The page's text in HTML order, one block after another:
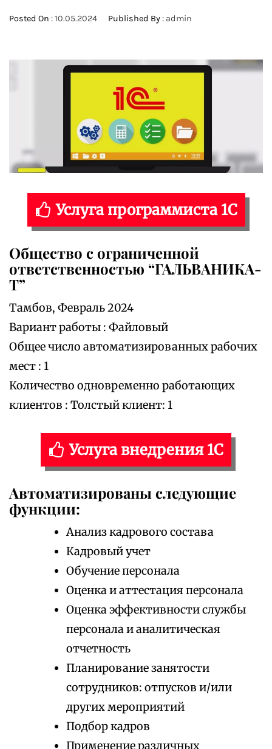
Posted On :10.05.2024 Published By : admin
Услуга программиста 1С
Общество с ограниченной
ответственностью “ГАЛЬВАНИКА-
Т”
Тамбов, Февраль 2024
Вариант работы : Файловый
Общее число автоматизированных рабочих
мест : 1
Количество одновременно работающих
клиентов : Толстый клиент: 1
Услуга внедрения 1С
Автоматизированы следующие
функции:
Анализ кадрового состава
Кадровый учет
Обучение персонала
Оценка и аттестация персонала
Оценка эффективности службы
персонала и аналитическая
отчетность
Планирование занятости
сотрудников: отпусков и/или
других мероприятий
Подбор кадров
Применение различных